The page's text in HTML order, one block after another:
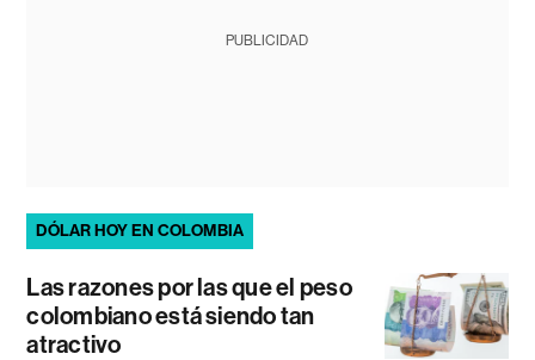
PUBLICIDAD
DÓLAR HOY EN COLOMBIA
Las razones por las que el peso
colombiano está siendo tan
atractivo